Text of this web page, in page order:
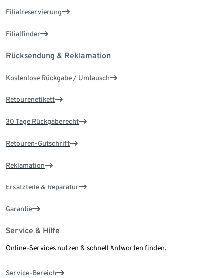
Filialreservierung
Filialfinder
Rücksendung & Reklamation
Kostenlose Rückgabe / Umtausch
Retourenetikett
30 Tage Rückgaberecht
Retouren-Gutschrift
Reklamation
Ersatzteile & Reparatur
Garantie
Service & Hilfe
Online-Services nutzen & schnell Antworten finden.
Service-Bereich